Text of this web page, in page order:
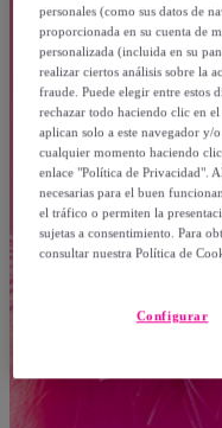
personales (como sus datos de
proporcionada en su cuenta de
personalizada (incluida en su
realizar ciertos análisis sobre la
fraude. Puede elegir entre estos
rechazar todo haciendo clic en
aplican solo a este navegador y/
cualquier momento haciendo
enlace "Política de Privacidad".
necesarias para el buen
el tráfico o permiten la
sujetas a consentimiento. Para
consultar nuestra Política de
Configurar